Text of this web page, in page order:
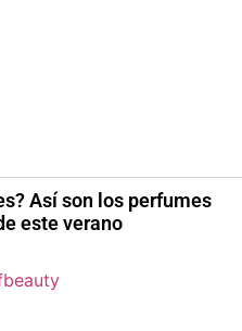
Así son los perfumes
este verano